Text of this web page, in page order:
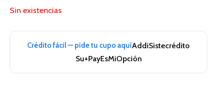
Sin existencias
Crédito fácil — pide tu cupo aquíAddiSistecrédito
Su+PayEsMiOpción